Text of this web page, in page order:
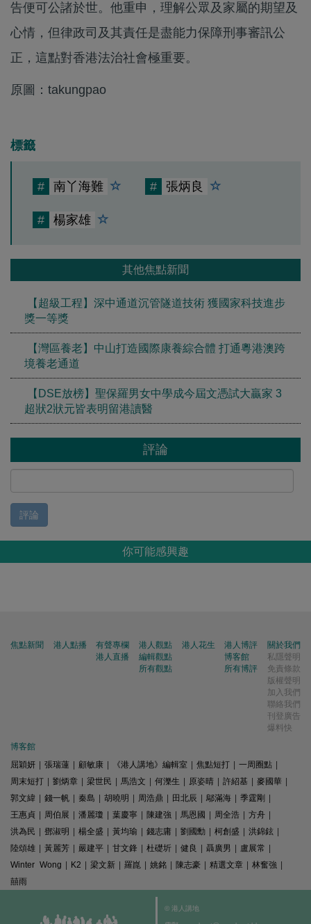
告便可公諸於世。他重申，理解公眾及家屬的期望及
心情，但律政司及其責任是盡能力保障刑事審訊公
正，這點對香港法治社會極重要。
原圖：takungpao
標籤
# 南丫海難 # 張炳良
# 楊家雄
其他焦點新聞
【超級工程】深中通道沉管隧道技術 獲國家科技進步
獎一等獎
【灣區養老】中山打造國際康養綜合體 打通粵港澳跨
境養老通道
【DSE放榜】聖保羅男女中學成今屆文憑試大贏家 3
超狀2狀元皆表明留港讀醫
評論
評論
你可能感興趣
焦點新聞 港人點播
有聲專欄
港人直播
港人觀點
編輯觀點
所有觀點
港人花生
港人博評
博客館
所有博評
關於我們
私隱聲明
免責條款
版權聲明
加入我們
聯絡我們
刊登廣告
爆料快
博客館
屈穎妍
張瑞蓮 顧敏康 《港人講地》編輯室 焦點短打 一周圈點
周末短打
劉炳章 梁世民 馬浩文 何濼生 原姿晴 許紹基 麥國華
郭文緯
錢一帆 秦島 胡曉明 周浩鼎 田北辰 鄔滿海 季霆剛
王惠貞
周伯展 潘麗瓊 葉慶寧 陳建強 馬恩國 周全浩 方舟
洪為民
鄧淑明 楊全盛 黃均瑜 錢志庸 劉國勳 柯創盛 洪錦鉉
陸頌雄
黃麗芳 嚴建平 甘文鋒 杜礎圻 健良 聶廣男 盧展常
Winter Wong
K2 梁文新 羅崑 姚銘 陳志豪 精選文章 林奮強
囍雨
© 港人講地